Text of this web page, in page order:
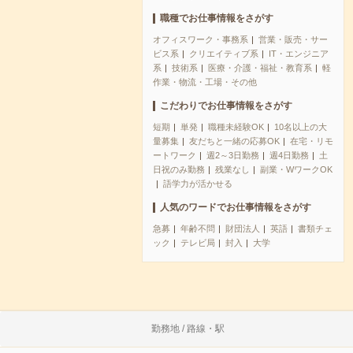
職種でお仕事情報をさがす
オフィスワーク・事務系
営業・販売・サー
ビス系
クリエイティブ系
IT・エンジニア
系
技術系 医療・介護・福祉・教育系
軽
作業・物流・工場・その他
こだわりでお仕事情報をさがす
短期 単発 職種未経験OK
10名以上の大
量募集
友だちと一緒の応募OK
在宅・リモ
ートワーク
週2～3日勤務 週4日勤務
土
日祝のみ勤務
残業なし
副業・WワークOK
語学力が活かせる
人気のワードでお仕事情報をさがす
急募 年齢不問 財団法人 英語
書類チェ
ック
テレビ局 封入 大学
勤務地 / 路線・駅